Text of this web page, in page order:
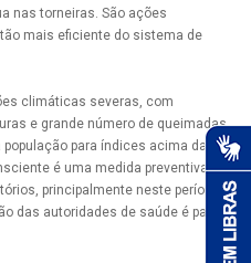
nas torneiras. São ações
mais eficiente do sistema de
climáticas severas, com
e grande número de queimadas,
para índices acima da
é uma medida preventiva que
principalmente neste período
das autoridades de saúde é para